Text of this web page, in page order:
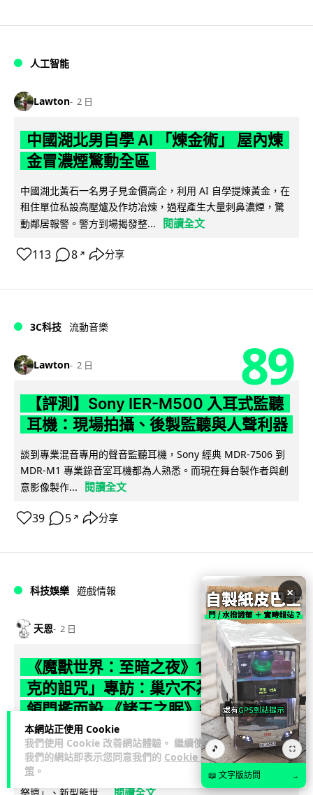
本網站正使用 Cookie
我們使用 Cookie 改善網站體驗。 繼續使用
我們的網站即表示您同意我們的 Cookie 政
策 。
人工智能
Lawton 2 日
中國湖北男自學 AI 「煉金術」 屋內煉
金冒濃煙驚動全區
中國湖北黃石一名男子見金價高企，利用 AI 自學提煉黃金，在
租住單位私設高壓爐及作坊冶煉，過程產生大量刺鼻濃煙，驚
動鄰居報警。警方到場揭發整...
閱讀全文
113 8 ↗ 分享
3C科技 流動音樂
Lawton 2 日 89
【評測】Sony IER-M500 入耳式監聽
耳機：現場拍攝、後製監聽與人聲利器
談到專業混音專用的聲音監聽耳機，Sony 經典 MDR-7506 到
MDR-M1 專業錄音室耳機都為人熟悉。而現在舞台製作者與創
意影像製作...
閱讀全文
39 5 ↗ 分享
科技娛樂 遊戲情報
天恩 2 日
《魔獸世界：至暗之夜》12.1 「烏拉特
克的詛咒」專訪：巢穴不為提高世界首
領門檻而設 《諸王之眠》縮短約 10 分
鐘
《魔獸世界：至暗之夜》版本更新 12.1「烏拉特克的詛咒」將
於 8 月 13 日正式上線，帶來全新區域「盤蛇島」、地城「毒牙
閱讀全文
×
🎵 ⛶
📖 文字版訪問 →